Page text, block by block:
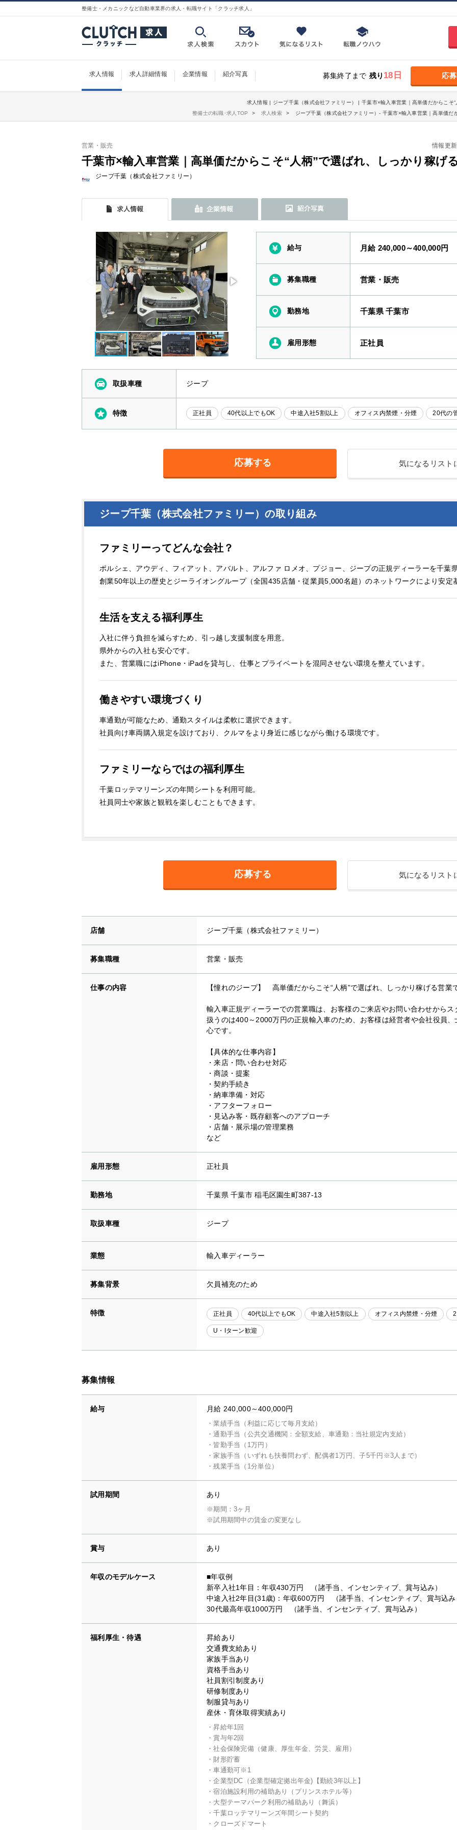
整備士・メカニックなど自動車業界の求人・転職サイト「クラッチ求人」
求人情報 求人詳細情報 企業情報 紹介写真 応
募集終了まで 残り 18日
求人情報 | ジープ千葉（株式会社ファミリー） | 千葉市×輸入車営業｜高単価だからこそ
整備士の転職･求人TOP
求人検索 ジープ千葉（株式会社ファミリー）- 千葉市×輸入車営業｜高単価だ
情報更
営業・販売
千葉市×輸入車営業｜高単価だからこそ“人柄”で選ばれ、しっかり稼げ
ジープ千葉（株式会社ファミリー）
給与 月給 240,000～400,000円
募集職種 営業・販売
勤務地 千葉県 千葉市
雇用形態 正社員
取扱車種 ジープ
特徴 正社員 40代以上でもOK 中途入社5割以上 オフィス内禁煙・分煙 20代の
応募する 気になるリスト
ジープ千葉（株式会社ファミリー）の取り組み
ファミリーってどんな会社？
ポルシェ、アウディ、フィアット、アバルト、アルファ ロメオ、プジョー、ジープの正規ディーラーを千葉
創業50年以上の歴史とジーライオングループ（全国435店舗・従業員5,000名超）のネットワークにより安定
生活を支える福利厚生
入社に伴う負担を減らすため、引っ越し支援制度を用意。
県外からの入社も安心です。
また、営業職にはiPhone・iPadを貸与し、仕事とプライベートを混同させない環境を整えています。
働きやすい環境づくり
車通勤が可能なため、通勤スタイルは柔軟に選択できます。
社員向け車両購入規定を設けており、クルマをより身近に感じながら働ける環境です。
ファミリーならではの福利厚生
千葉ロッテマリーンズの年間シートを利用可能。
社員同士や家族と観戦を楽しむこともできます。
応募する 気になるリスト
店舗 ジープ千葉（株式会社ファミリー）
募集職種 営業・販売
仕事の内容 【憧れのジープ】 高単価だからこそ“人柄”で選ばれ、しっかり稼げる営業
輸入車正規ディーラーでの営業職は、お客様のご来店やお問い合わせから
扱うのは400～2000万円の正規輸入車のため、お客様は経営者や会社役員
心です。
【具体的な仕事内容】
・来店・問い合わせ対応
・商談・提案
・契約手続き
・納車準備・対応
・アフターフォロー
・見込み客・既存顧客へのアプローチ
・店舗・展示場の管理業務
など
雇用形態 正社員
勤務地 千葉県 千葉市 稲毛区園生町387-13
取扱車種 ジープ
業態 輸入車ディーラー
募集背景 欠員補充のため
特徴 正社員 40代以上でもOK 中途入社5割以上 オフィス内禁煙・分煙
U・Iターン歓迎
募集情報
給与 月給 240,000～400,000円
・業績手当（利益に応じて毎月支給）
・通勤手当（公共交通機関：全額支給、車通勤：当社規定内支給）
・皆勤手当（1万円）
・家族手当（いずれも扶養問わず、配偶者1万円、子5千円※3人まで）
・残業手当（1分単位）
試用期間 あり
※期間：3ヶ月
※試用期間中の賃金の変更なし
賞与 あり
年収のモデルケース
■年収例
新卒入社1年目：年収430万円 （諸手当、インセンティブ、賞与込み）
中途入社2年目(31歳)：年収600万円 （諸手当、インセンティブ、賞与込み
30代最高年収1000万円 （諸手当、インセンティブ、賞与込み）
福利厚生・待遇
昇給あり
交通費支給あり
家族手当あり
資格手当あり
社員割引制度あり
研修制度あり
制服貸与あり
産休・育休取得実績あり
・昇給年1回
・賞与年2回
・社会保険完備（健康、厚生年金、労災、雇用）
・財形貯蓄
・車通勤可※1
・企業型DC（企業型確定拠出年金)【勤続3年以上】
・宿泊施設利用の補助あり（プリンスホテル等）
・大型テーマパーク利用の補助あり（舞浜）
・千葉ロッテマリーンズ年間シート契約
・クローズドマート